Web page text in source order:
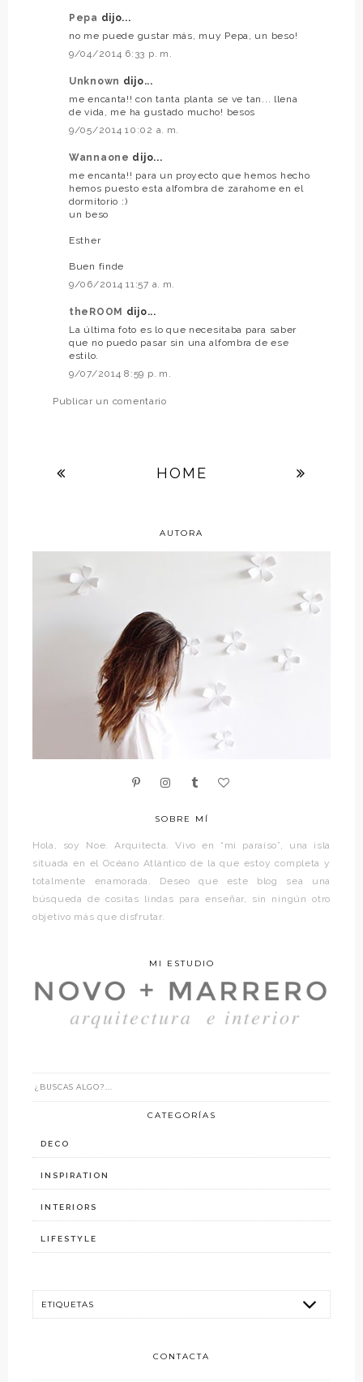
Pepa dijo...
no me puede gustar más, muy Pepa, un beso!
9/04/2014 6:33 p. m.
Unknown dijo...
me encanta!! con tanta planta se ve tan... llena
de vida, me ha gustado mucho! besos
9/05/2014 10:02 a. m.
Wannaone dijo...
me encanta!! para un proyecto que hemos hecho
hemos puesto esta alfombra de zarahome en el
dormitorio :)
un beso
Esther
Buen finde
9/06/2014 11:57 a. m.
theROOM dijo...
La última foto es lo que necesitaba para saber
que no puedo pasar sin una alfombra de ese
estilo.
9/07/2014 8:59 p. m.
Publicar un comentario
HOME
AUTORA
SOBRE MÍ
Hola, soy Noe. Arquitecta. Vivo en “mi paraíso”, una isla
situada en el Océano Atlántico de la que estoy completa y
totalmente enamorada. Deseo que este blog sea una
búsqueda de cositas lindas para enseñar, sin ningún otro
objetivo más que disfrutar.
MI ESTUDIO
CATEGORÍAS
DECO
INSPIRATION
INTERIORS
LIFESTYLE
CONTACTA